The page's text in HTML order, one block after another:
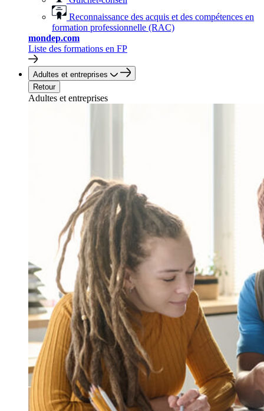
Reconnaissance des acquis et des compétences en
formation professionnelle (RAC)
mondep.com
Liste des formations en FP
Adultes et entreprises
Retour
Adultes et entreprises